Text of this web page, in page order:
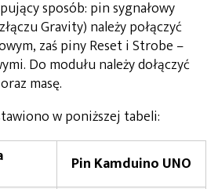
sposób: pin sygnałowy
Gravity) należy połączyć
zaś piny Reset i Strobe –
Do modułu należy dołączyć
masę.
w poniższej tabeli:
Pin Kamduino UNO